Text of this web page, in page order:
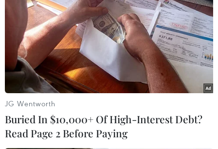
đăng bài"Đề xuất làm đảo nhân tạo chống sạt lở
bờ biển Hội An,"trong đó có nêu: "Khu vực sạt lở
bờ biển Cửa Đại nằm trong vùng bảo vệ Di sản
Văn hóa thế giới Hội An nên cần cẩn trọng để
đưa ra giải pháp tối ưu."
Về việc này, Thủ tướng Chính phủ yêu cầu Bộ
Nông nghiệp và Phát triển nông thôn và Ủy ban
Nhân dân tỉnh Quảng Nam nghiên cứu, báo cáo
Thủ tướng Chính phủ./.
(TTXVN/Vietnam+)
JG Wentworth
Buried In $10,000+ Of High-Interest Debt?
Read Page 2 Before Paying